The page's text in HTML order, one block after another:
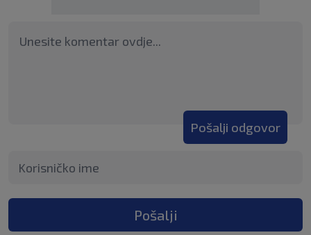
Pošalji odgovor
Pošalji